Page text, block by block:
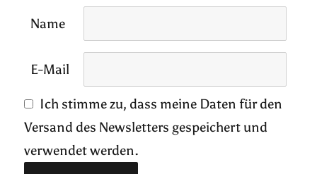
Name
E-Mail
Ich stimme zu, dass meine Daten für den
Versand des Newsletters gespeichert und
verwendet werden.